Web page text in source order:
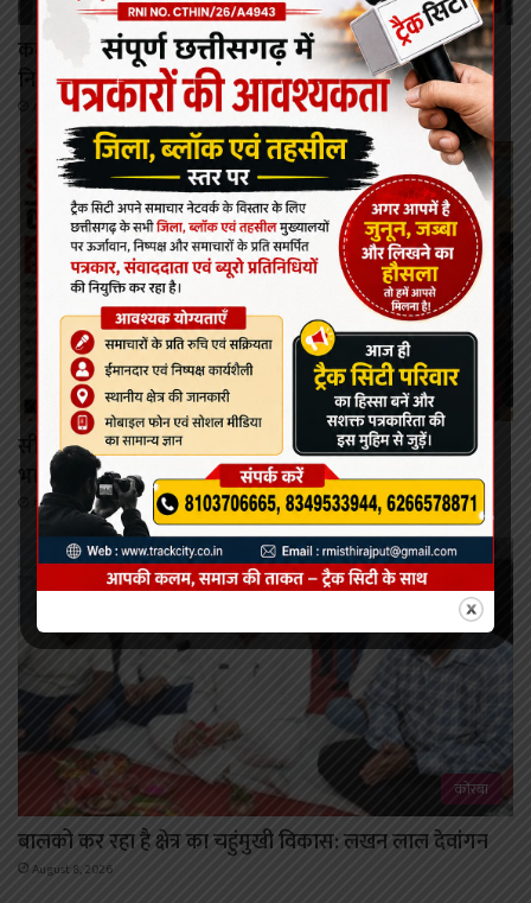
कटघोरा में पहली बार मनोरोग एवं त्वचा रोग विशेषज्ञों की
नि:शुल्क ओपीडी 11 अगस्त को
August 9, 2026
कोरबा
सीतामणी रेत घाट पर माइनिंग टीम से हुज्जत, जब्त ट्रैक्टर लेकर
भागने का आरोप
August 9, 2026
कोरबा
बालको कर रहा है क्षेत्र का चहुंमुखी विकास: लखन लाल देवांगन
August 8, 2026